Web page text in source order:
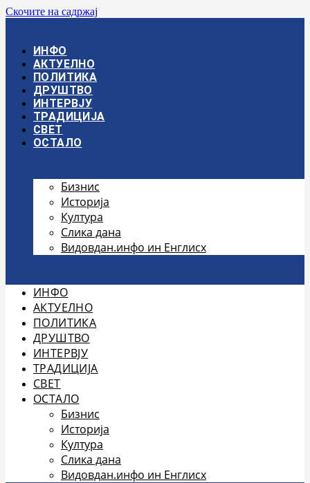
Скочите на садржај
ИНФО
АКТУЕЛНО
ПОЛИТИКА
ДРУШТВО
ИНТЕРВЈУ
ТРАДИЦИЈА
СВЕТ
ОСТАЛО
Бизнис
Историја
Култура
Слика дана
Видовдан.инфо ин Енглисх
ИНФО
АКТУЕЛНО
ПОЛИТИКА
ДРУШТВО
ИНТЕРВЈУ
ТРАДИЦИЈА
СВЕТ
ОСТАЛО
Бизнис
Историја
Култура
Слика дана
Видовдан.инфо ин Енглисх